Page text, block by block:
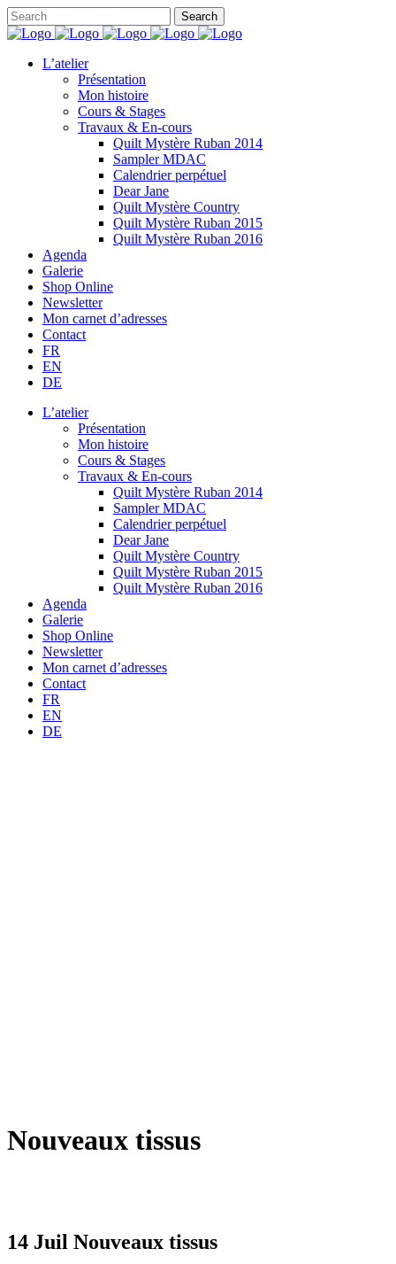
L’atelier
Présentation
Mon histoire
Cours & Stages
Travaux & En-cours
Quilt Mystère Ruban 2014
Sampler MDAC
Calendrier perpétuel
Dear Jane
Quilt Mystère Country
Quilt Mystère Ruban 2015
Quilt Mystère Ruban 2016
Agenda
Galerie
Shop Online
Newsletter
Mon carnet d’adresses
Contact
FR
EN
DE
L’atelier
Présentation
Mon histoire
Cours & Stages
Travaux & En-cours
Quilt Mystère Ruban 2014
Sampler MDAC
Calendrier perpétuel
Dear Jane
Quilt Mystère Country
Quilt Mystère Ruban 2015
Quilt Mystère Ruban 2016
Agenda
Galerie
Shop Online
Newsletter
Mon carnet d’adresses
Contact
FR
EN
DE
Nouveaux tissus
14 Juil Nouveaux tissus